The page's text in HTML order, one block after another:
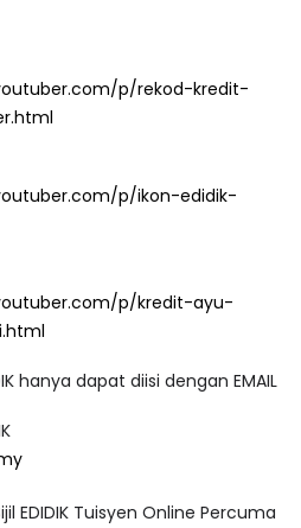
p/rekod-kredit-
p/ikon-edidik-
p/kredit-ayu-
hanya dapat diisi dengan EMAIL
EDIDIK Tuisyen Online Percuma